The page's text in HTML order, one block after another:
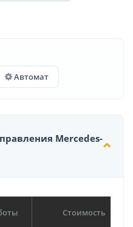
Автомат
Mercedes-
Стоимость